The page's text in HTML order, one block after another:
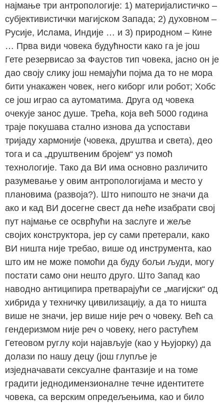
најмање три антропологије: 1) материјалистичко –
субјективистички магијском Запада; 2) духовном –
Русије, Ислама, Индије … и 3) природном – Кине
… Прва види човека будућности како га је још
Гете резервисао за Фаустов тип човека, јасно он је
дао своју слику још немајући појма да то не мора
бити унакажен човек, него киборг или робот; Хобс
се још играо са аутоматима. Друга од човека
очекује занос душе. Трећа, која већ 5000 година
траје покушава стално изнова да успостави
тријаду хармоније (човека, друштва и света), део
тога и са „друштвеним бројем“ уз помоћ
технологије. Тако да ВИ има основно различито
разумевање у овим антропологијама и место у
плановима (развоја?). Што нипошто не значи да
ако и кад ВИ досегне свест да неће изабрати свој
пут најмање се осврћући на заслуге и жеље
својих конструктора, јер су сами претерали, како
ВИ ништа није требао, више од инструмента, као
што им не може помоћи да буду бољи људи, могу
постати само они нешто друго. Што Запад као
наводно антиципира претварајући се „магијски“ од
хибрида у техничку цивилизацију, а да то ништа
више не значи, јер више није реч о човеку. Већ са
гендеризмом није реч о човеку, него растућем
Гетеовом руглу који најављује (као у Њујорку) да
долази по нашу децу (још глупље је
изједначавати сексуалне фантазије и на томе
градити једнодимензионалне течне идентитете
човека, са верским опредељењима, као и било